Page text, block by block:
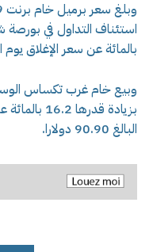
بالمائة عن سعر الإغلاق يوم الجمعة
بزيادة
البالغ 90.90 دولارا.